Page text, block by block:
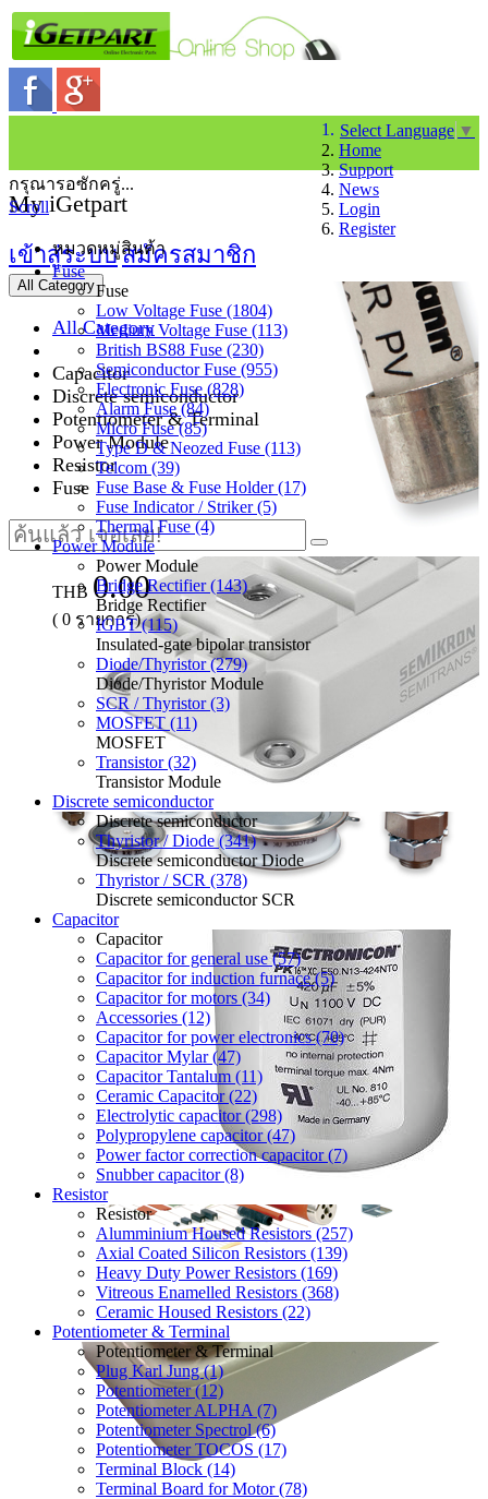
Select Language ▼
Home
Support
News
Login
Register
My iGetpart
เข้าสู่ระบบสมัครสมาชิก
All Category
All Category
Capacitor
Discrete semiconductor
Potentiometer & Terminal
Power Module
Resistor
Fuse
THB 0.00
( 0 รายการ)
กรุณารอซักครู่...
Scroll
หมวดหมู่สินค้า
Fuse
Fuse
Low Voltage Fuse (1804)
Medium Voltage Fuse (113)
British BS88 Fuse (230)
Semiconductor Fuse (955)
Electronic Fuse (828)
Alarm Fuse (84)
Micro Fuse (85)
Type D & Neozed Fuse (113)
Telcom (39)
Fuse Base & Fuse Holder (17)
Fuse Indicator / Striker (5)
Thermal Fuse (4)
Power Module
Power Module
Bridge Rectifier (143)
Bridge Rectifier
IGBT (115)
Insulated-gate bipolar transistor
Diode/Thyristor (279)
Diode/Thyristor Module
SCR / Thyristor (3)
MOSFET (11)
MOSFET
Transistor (32)
Transistor Module
Discrete semiconductor
Discrete semiconductor
Thyristor / Diode (341)
Discrete semiconductor Diode
Thyristor / SCR (378)
Discrete semiconductor SCR
Capacitor
Capacitor
Capacitor for general use (57)
Capacitor for induction furnace (5)
Capacitor for motors (34)
Accessories (12)
Capacitor for power electronics (70)
Capacitor Mylar (47)
Capacitor Tantalum (11)
Ceramic Capacitor (22)
Electrolytic capacitor (298)
Polypropylene capacitor (47)
Power factor correction capacitor (7)
Snubber capacitor (8)
Resistor
Resistor
Alumminium Housed Resistors (257)
Axial Coated Silicon Resistors (139)
Heavy Duty Power Resistors (169)
Vitreous Enamelled Resistors (368)
Ceramic Housed Resistors (22)
Potentiometer & Terminal
Potentiometer & Terminal
Plug Karl Jung (1)
Potentiometer (12)
Potentiometer ALPHA (7)
Potentiometer Spectrol (6)
Potentiometer TOCOS (17)
Terminal Block (14)
Terminal Board for Motor (78)